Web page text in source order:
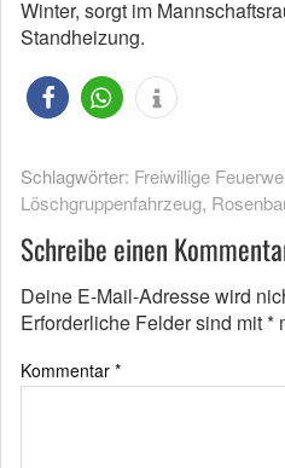
Winter, sorgt im
Standheizung.
Schlagwörter: Freiwillige
Löschgruppenfahrzeug,
Schreibe einen
Deine E-Mail-Adresse wird
Erforderliche Felder sind mit*
Kommentar *